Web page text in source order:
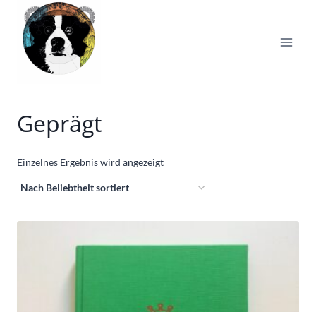
Inhalt
springen
Geprägt
Einzelnes Ergebnis wird angezeigt